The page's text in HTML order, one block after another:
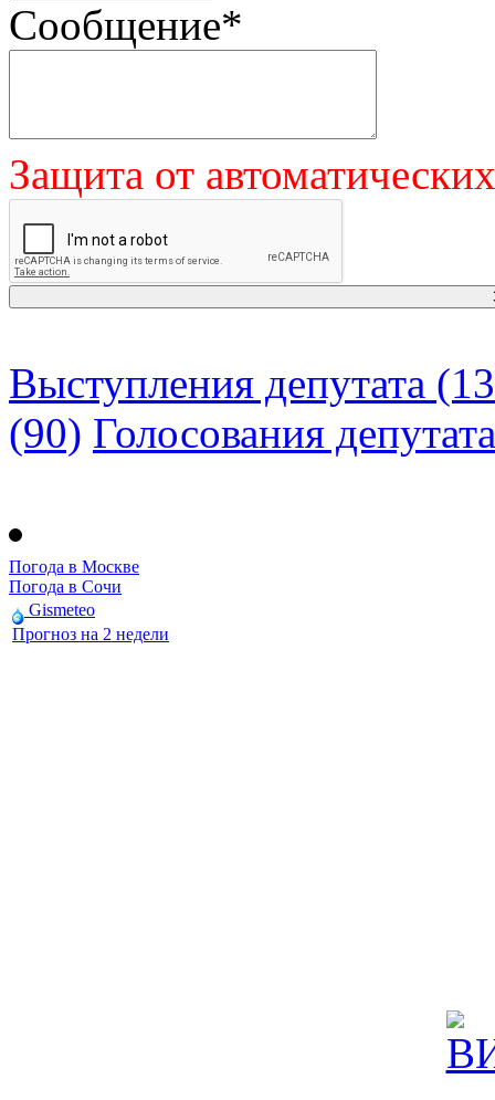
Сообщение*
Защита от
Выступления депутата
(90) Голосования депутата
Погода в Москве
Погода в Сочи
Gismeteo
Прогноз на 2 недели